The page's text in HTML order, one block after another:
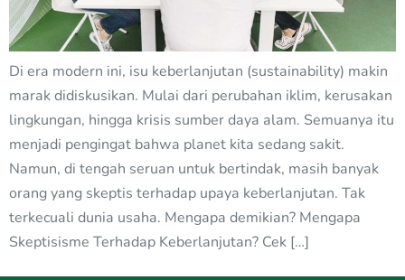
Di era modern ini, isu keberlanjutan (sustainability) makin
marak didiskusikan. Mulai dari perubahan iklim, kerusakan
lingkungan, hingga krisis sumber daya alam. Semuanya itu
menjadi pengingat bahwa planet kita sedang sakit.
Namun, di tengah seruan untuk bertindak, masih banyak
orang yang skeptis terhadap upaya keberlanjutan. Tak
terkecuali dunia usaha. Mengapa demikian? Mengapa
Skeptisisme Terhadap Keberlanjutan? Cek […]